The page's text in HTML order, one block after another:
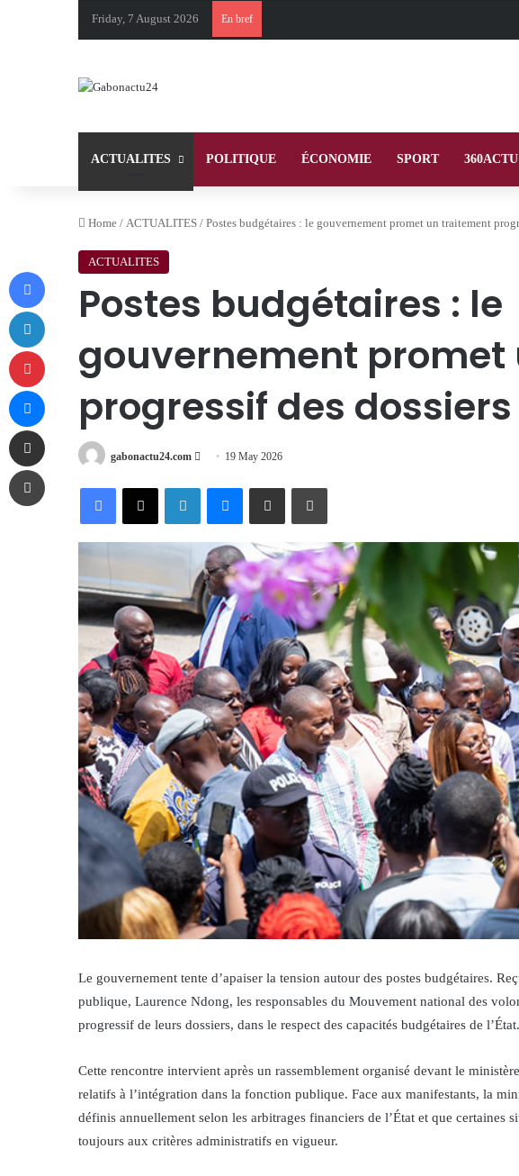
Friday, 7 August 2026 En bref
ACTUALITES POLITIQUE ÉCONOMIE SPORT 360ACTU
Home / ACTUALITES / Postes budgétaires : le gouvernement promet un traitement
ACTUALITES
Postes budgétaires : le
gouvernement
progressif des dossiers
gabonactu24.com
Send 19 May 2026
FacebookX LinkedInMessengerShare via Email Print
Le gouvernement tente d’apaiser la tension autour des postes budgétaires.
publique, Laurence Ndong, les responsables du Mouvement national des
progressif de leurs dossiers, dans le respect des capacités budgétaires de l’État.
Cette rencontre intervient après un rassemblement organisé devant le
relatifs à l’intégration dans la fonction publique. Face aux manifestants, la
définis annuellement selon les arbitrages financiers de l’État et que certaines
toujours aux critères administratifs en vigueur.
Facebook
LinkedIn
Pinterest